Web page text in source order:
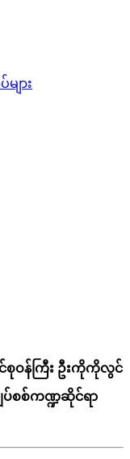
ျား
င်စုဝန်ကြီး ဦးကိုကိုလွင်
ပ်စစ်ကဏ္ဍဆိုင်ရာ